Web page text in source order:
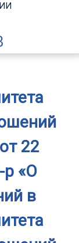
22
р «О
в